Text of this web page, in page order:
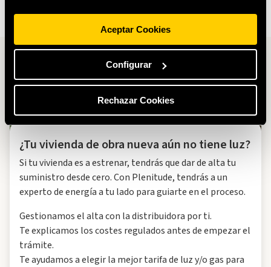
Aceptar Cookies
Configurar
Rechazar Cookies
¿Tu vivienda de obra nueva aún no tiene luz?
Si tu vivienda es a estrenar, tendrás que dar de alta tu
suministro desde cero. Con Plenitude, tendrás a un
experto de energía a tu lado para guiarte en el proceso.
Gestionamos el alta con la distribuidora por ti.
Te explicamos los costes regulados antes de empezar el
trámite.
Te ayudamos a elegir la mejor tarifa de luz y/o gas para